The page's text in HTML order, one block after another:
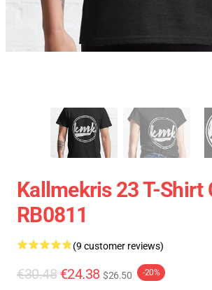
Kallmekris 23 T-Shirt
RB0811
(9 customer reviews)
€30.48 €24.38 $26.50 -20%